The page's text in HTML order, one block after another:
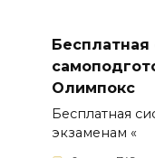
Бесплатная
Олимпокс
Бесплатная
экзаменам «